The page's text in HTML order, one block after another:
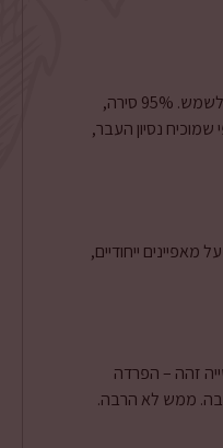
4 הקטר משלוש חלקות שממוקמות בצפון הקוט, במפנה דרום מזרחי ובמרכז המדרון: ניקוז טוב וחשיפה מירבית לשמש. 95% סירה,
היטב כפי שמוכיח נסיון העבר,
ייחודיים,
זהה – הפרדה